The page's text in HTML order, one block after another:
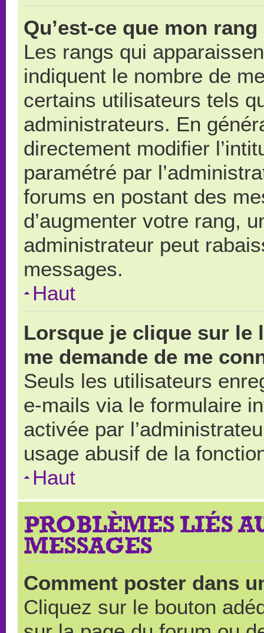
Qu’est-ce que mon
Les rangs qui
indiquent le nombre de
certains utilisateurs tels
administrateurs. En
directement modifier
paramétré par
forums en postant des
d’augmenter votre rang,
administrateur peut
messages.
Haut
Lorsque je clique sur le
me demande de me
Seuls les utilisateurs
e-mails via le formulaire
activée par
usage abusif de la
Haut
PROBLÈMES LIÉS
MESSAGES
Comment poster dans
Cliquez sur le bouton